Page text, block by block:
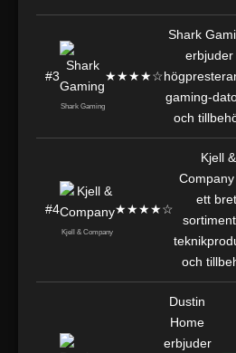
#3
Shark Gaming
★★★★☆
Shark
erbjuder
gaming-
och
#4
Kjell & Company
★★★★☆
Kjell &
ett
och
Dustin
Home
erbjuder